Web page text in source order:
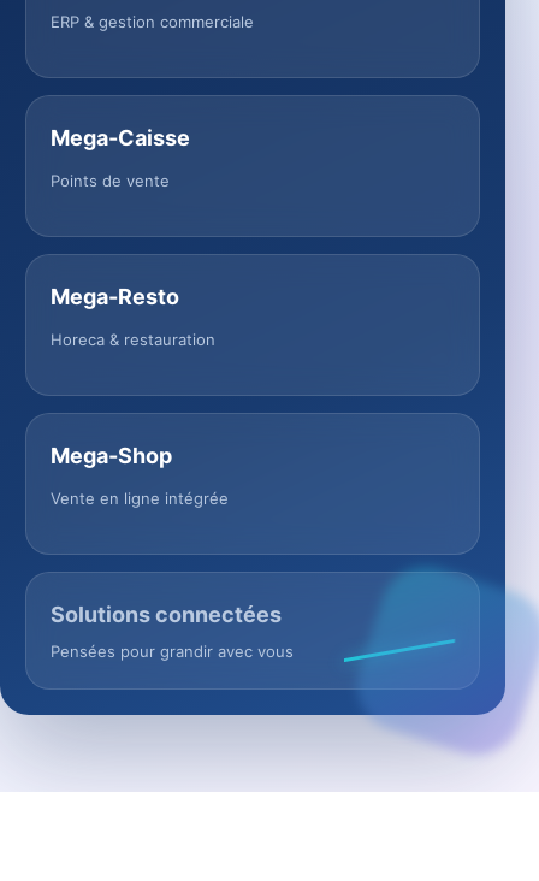
ERP & gestion commerciale
Mega-Caisse
Points de vente
Mega-Resto
Horeca & restauration
Mega-Shop
Vente en ligne intégrée
Solutions connectées
Pensées pour grandir avec vous